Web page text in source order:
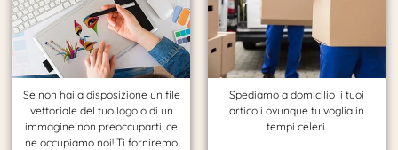
Se non hai a disposizione un file
vettoriale del tuo logo o di un
immagine non preoccuparti, ce
ne occupiamo noi! Ti forniremo
Spediamo a domicilio i tuoi
articoli ovunque tu voglia in
tempi celeri.